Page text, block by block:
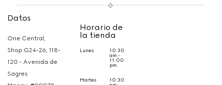
Datos
One Central,
Shop G24-26, 118-
120 - Avenida de
Sagres
Horario de
la tienda
Lunes 10:30
am -
11:00
pm
Martes 10:30